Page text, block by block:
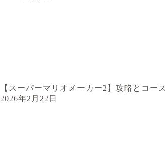
【スーパーマリオメーカー2】攻略とコ
2026年2月22日